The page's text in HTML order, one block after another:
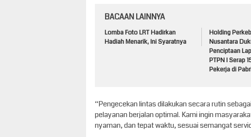
BACAAN LAINNYA
Lomba Foto LRT Hadirkan
Hadiah Menarik, Ini Syaratnya
Holding
Nusantara
Penciptaan
PTPN I Serap
Pekerja di
“Pengecekan lintas dilakukan secara rutin
pelayanan berjalan optimal. Kami ingin
nyaman, dan tepat waktu, sesuai semangat